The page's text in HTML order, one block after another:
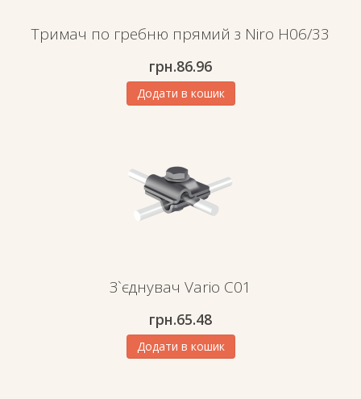
Тримач по гребню прямий з Niro H06/33
грн.86.96
Додати в кошик
З`єднувач Vario C01
грн.65.48
Додати в кошик